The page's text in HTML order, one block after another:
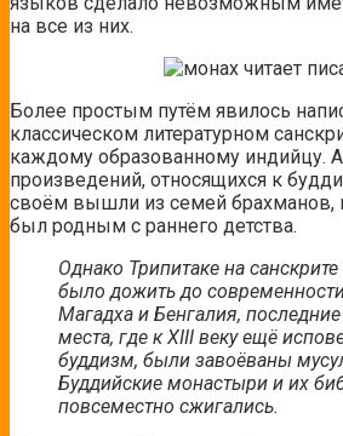
на все из них.
Более простым путём явилось
классическом литературном
каждому образованному индийцу.
произведений, относящихся к
своём вышли из семей брахманов,
был родным с раннего детства.
Однако Трипитаке на
было дожить до
Магадха и Бенгалия,
места, где к XIII веку ещё
буддизм, были завоёваны
Буддийские монастыри и их
повсеместно сжигались.